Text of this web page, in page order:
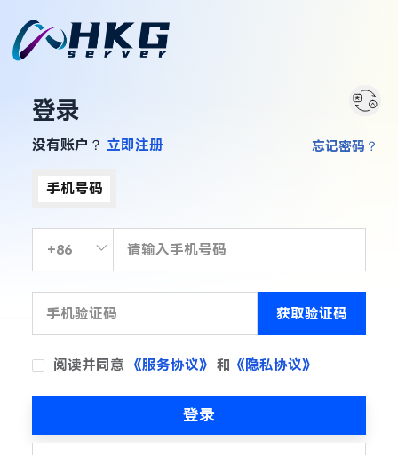
登录
没有账户？ 立即注册
手机号码
获取验证码
阅读并同意 《服务协议》 和 《隐私协议》
忘记密码？
登录